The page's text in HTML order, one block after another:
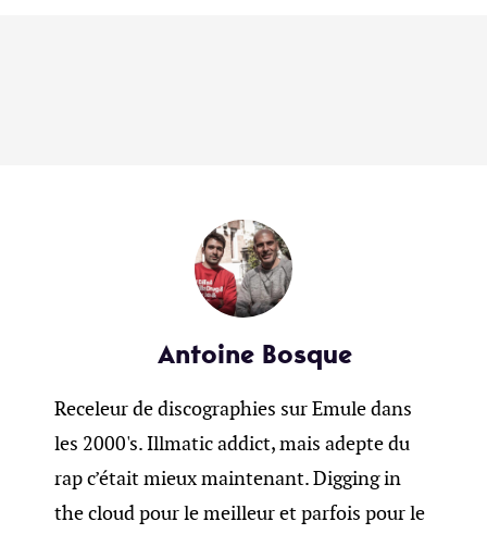
Antoine Bosque
Receleur de discographies sur Emule dans
les 2000's. Illmatic addict, mais adepte du
rap c’était mieux maintenant. Digging in
the cloud pour le meilleur et parfois pour le